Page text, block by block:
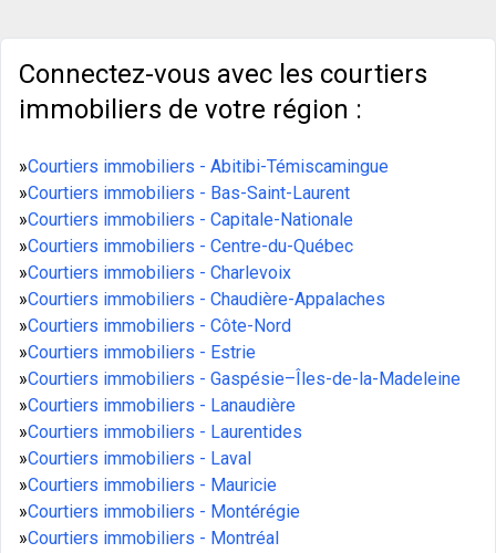
Connectez-vous avec les courtiers
immobiliers de votre région :
»Courtiers immobiliers - Abitibi-Témiscamingue
»Courtiers immobiliers - Bas-Saint-Laurent
»Courtiers immobiliers - Capitale-Nationale
»Courtiers immobiliers - Centre-du-Québec
»Courtiers immobiliers - Charlevoix
»Courtiers immobiliers - Chaudière-Appalaches
»Courtiers immobiliers - Côte-Nord
»Courtiers immobiliers - Estrie
»Courtiers immobiliers - Gaspésie–Îles-de-la-Madeleine
»Courtiers immobiliers - Lanaudière
»Courtiers immobiliers - Laurentides
»Courtiers immobiliers - Laval
»Courtiers immobiliers - Mauricie
»Courtiers immobiliers - Montérégie
»Courtiers immobiliers - Montréal